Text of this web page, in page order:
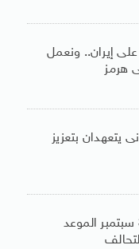
إيران.. ونعمل
هرمز
يتعهدان بتعزيز
رئيس الوزراء العراقى: 30 سبتمبر الموعد